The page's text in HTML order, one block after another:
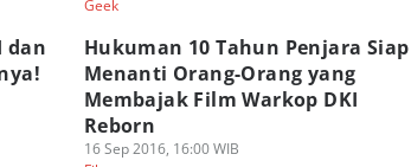
Geek
dan
Hukuman 10 Tahun Penjara Siap
Menanti Orang-Orang yang
Membajak Film Warkop DKI
Reborn
16 Sep 2016, 16:00 WIB